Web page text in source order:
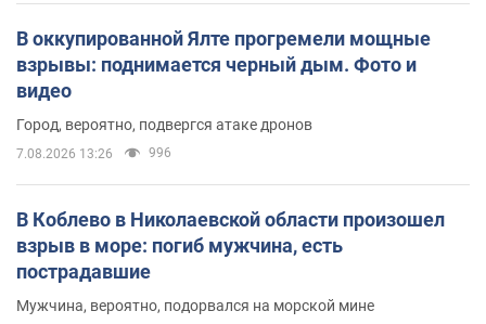
В оккупированной Ялте прогремели мощные
взрывы: поднимается черный дым. Фото и
видео
Город, вероятно, подвергся атаке дронов
7.08.2026 13:26 996
В Коблево в Николаевской области произошел
взрыв в море: погиб мужчина, есть
пострадавшие
Мужчина, вероятно, подорвался на морской мине